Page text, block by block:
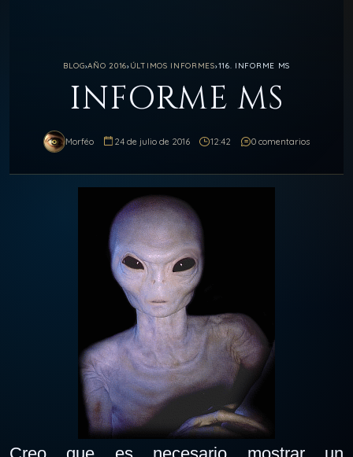
BLOG›AÑO 2016› ÚLTIMOS INFORMES›116. INFORME MS
INFORME MS
Morféo 24 de julio de 2016 12:42 0 comentarios